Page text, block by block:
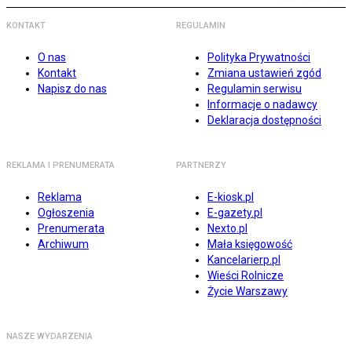
KONTAKT
O nas
Kontakt
Napisz do nas
REGULAMIN
Polityka Prywatności
Zmiana ustawień zgód
Regulamin serwisu
Informacje o nadawcy
Deklaracja dostępności
REKLAMA I PRENUMERATA
Reklama
Ogłoszenia
Prenumerata
Archiwum
PARTNERZY
E-kiosk.pl
E-gazety.pl
Nexto.pl
Mała księgowość
Kancelarierp.pl
Wieści Rolnicze
Życie Warszawy
NASZE WYDARZENIA